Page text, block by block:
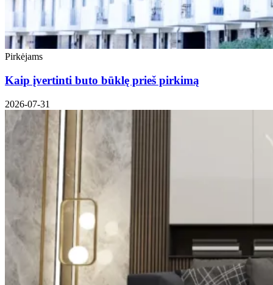
Pirkėjams
Kaip įvertinti buto būklę prieš pirkimą
2026-07-31